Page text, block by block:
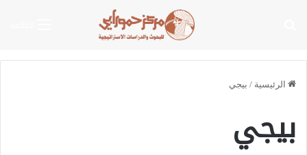
الرئيسية / بيجي
بيجي